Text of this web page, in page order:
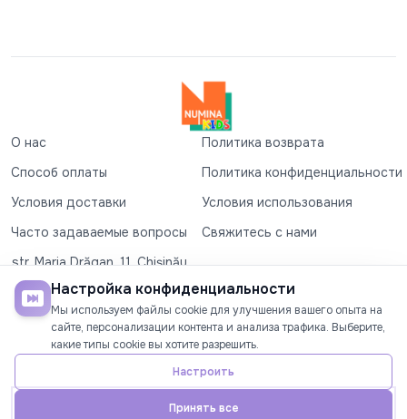
Телефон Аккаунт
О нас
Политика возврата
Способ оплаты
Политика конфиденциальности
Условия доставки
Условия использования
Часто задаваемые вопросы
Свяжитесь с нами
str. Maria Drăgan, 11, Chișinău
+37360327279
©2026Numina Kids. Все права защищены
СОЦИАЛЬНЫЕ СЕТИ
Настройка конфиденциальности
Мы используем файлы cookie для улучшения вашего опыта на
сайте, персонализации контента и анализа трафика. Выберите,
какие типы cookie вы хотите разрешить.
Настроить
Принять все